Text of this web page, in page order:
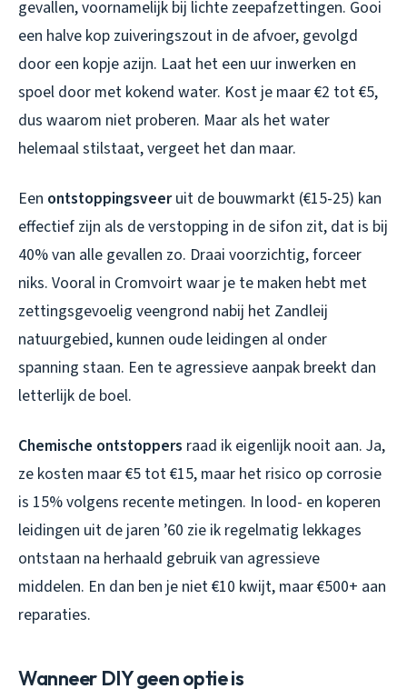
gevallen, voornamelijk bij lichte zeepafzettingen. Gooi
een halve kop zuiveringszout in de afvoer, gevolgd
door een kopje azijn. Laat het een uur inwerken en
spoel door met kokend water. Kost je maar €2 tot €5,
dus waarom niet proberen. Maar als het water
helemaal stilstaat, vergeet het dan maar.
Een ontstoppingsveeruit de bouwmarkt (€15-25) kan
effectief zijn als de verstopping in de sifon zit, dat is bij
40% van alle gevallen zo. Draai voorzichtig, forceer
niks. Vooral in Cromvoirt waar je te maken hebt met
zettingsgevoelig veengrond nabij het Zandleij
natuurgebied, kunnen oude leidingen al onder
spanning staan. Een te agressieve aanpak breekt dan
letterlijk de boel.
Chemische ontstoppers raad ik eigenlijk nooit aan. Ja,
ze kosten maar €5 tot €15, maar het risico op corrosie
is 15% volgens recente metingen. In lood- en koperen
leidingen uit de jaren ’60 zie ik regelmatig lekkages
ontstaan na herhaald gebruik van agressieve
middelen. En dan ben je niet €10 kwijt, maar €500+ aan
reparaties.
Wanneer DIY geen optie is